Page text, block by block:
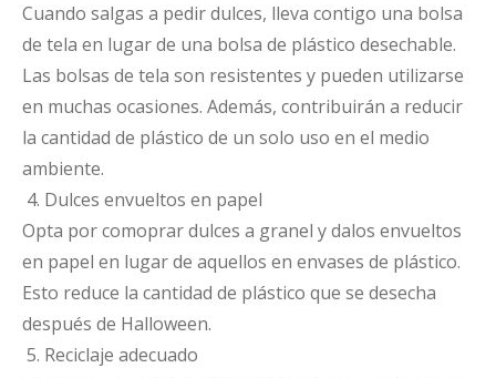
Cuando salgas a pedir dulces, lleva contigo una bolsa
de tela en lugar de una bolsa de plástico desechable.
Las bolsas de tela son resistentes y pueden utilizarse
en muchas ocasiones. Además, contribuirán a reducir
la cantidad de plástico de un solo uso en el medio
ambiente.
4. Dulces envueltos en papel
Opta por comoprar dulces a granel y dalos envueltos
en papel en lugar de aquellos en envases de plástico.
Esto reduce la cantidad de plástico que se desecha
después de Halloween.
5. Reciclaje adecuado